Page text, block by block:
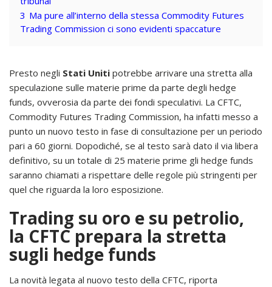
3 Ma pure all’interno della stessa Commodity Futures
Trading Commission ci sono evidenti spaccature
Presto negli Stati Uniti potrebbe arrivare una stretta alla
speculazione sulle materie prime da parte degli hedge
funds, ovverosia da parte dei fondi speculativi. La CFTC,
Commodity Futures Trading Commission, ha infatti messo a
punto un nuovo testo in fase di consultazione per un periodo
pari a 60 giorni. Dopodiché, se al testo sarà dato il via libera
definitivo, su un totale di 25 materie prime gli hedge funds
saranno chiamati a rispettare delle regole più stringenti per
quel che riguarda la loro esposizione.
Trading su oro e su petrolio,
la CFTC prepara la stretta
sugli hedge funds
La novità legata al nuovo testo della CFTC, riporta